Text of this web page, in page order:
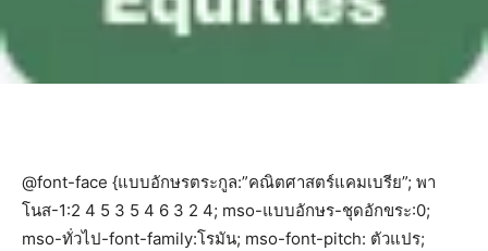
@font-face {แบบอักษรตระกูล:”คณิตศาสตร์แคมเบรีย”; พา
โนส-1:2 4 5 3 5 4 6 3 2 4; mso-แบบอักษร-ชุดอักขระ:0;
mso-ทั่วไป-font-family:โรมัน; mso-font-pitch: ตัวแปร;